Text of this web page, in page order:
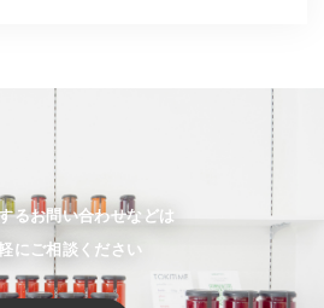
るお問い合わせなどは
にご相談ください